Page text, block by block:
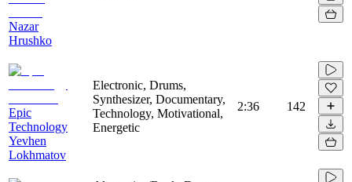
Nazar
Hrushko
Epic
Technology
Yevhen
Lokhmatov
Electronic, Drums,
Synthesizer, Documentary,
Technology, Motivational,
Energetic
2:36 142